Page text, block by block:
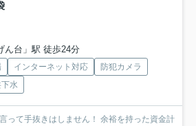
ん台」駅 徒歩24分
インターネット対応
防犯カメラ
水
って手抜きはしません！ 余裕を持った資金計